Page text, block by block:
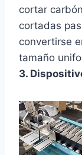
cortar
cortadas
convertirse
tamaño
3.